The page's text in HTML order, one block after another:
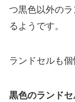
つ黒色以外の
るようです。
ランドセルも個
黒色のランド